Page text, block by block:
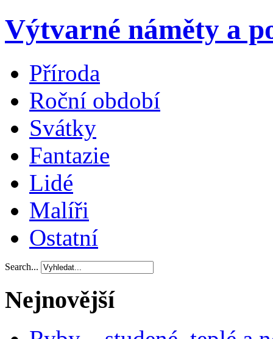
Výtvarné náměty a
Příroda
Roční období
Svátky
Fantazie
Lidé
Malíři
Ostatní
Search...
Nejnovější